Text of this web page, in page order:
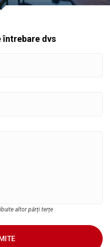
întrebare dvs
altor părți terțe